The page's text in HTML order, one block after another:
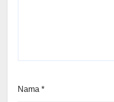
Nama *